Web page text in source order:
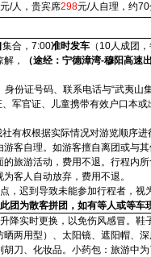
元/人，贵宾席298元/人自理，约
集合，7:00准时发车（10人成团
，
（途经：宁德漳湾-穆阳高速
份证号码、联系电话与“武夷山
军官证、儿童携带有效户口本或
有权根据实际情况对游览顺序
客自理。如游客擅自离团或与
旅游活动，费用不退。行程内
客人自动放弃，费用不退。
，迟到导致未能参加行程者，视
此团为散客拼团，如有等人或等车
降实时更换，以免伤风感冒。
两用型）、太阳镜、遮阳帽、
刀、化妆品。小药包：旅游中